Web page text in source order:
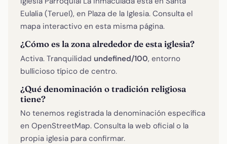
Eulalia (Teruel), en Plaza de la Iglesia. Consulta el
mapa interactivo en esta misma página.
¿Cómo es la zona alrededor de esta iglesia?
Activa. Tranquilidad undefined/100, entorno
bullicioso típico de centro.
¿Qué denominación o tradición religiosa
tiene?
No tenemos registrada la denominación específica
en OpenStreetMap. Consulta la web oficial o la
propia iglesia para confirmar.